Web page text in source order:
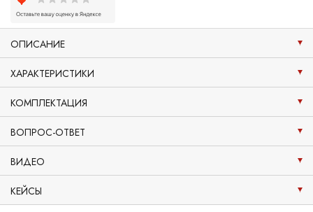
ОПИСАНИЕ
ХАРАКТЕРИСТИКИ
КОМПЛЕКТАЦИЯ
ВОПРОС-ОТВЕТ
ВИДЕО
КЕЙСЫ